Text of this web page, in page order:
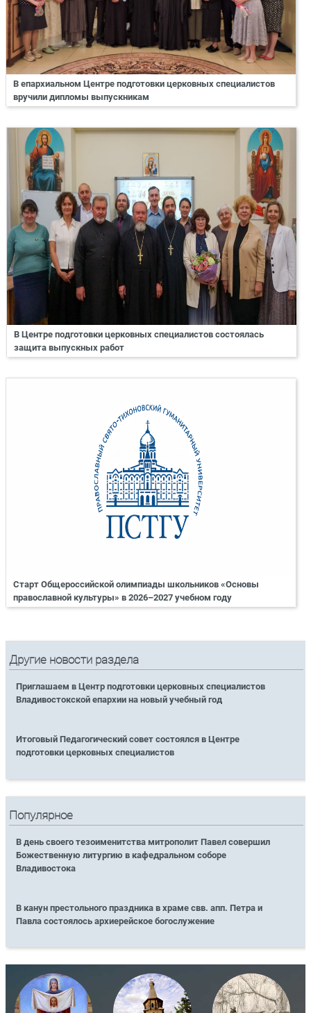
В епархиальном Центре подготовки церковных специалистов
вручили дипломы выпускникам
В Центре подготовки церковных специалистов состоялась
защита выпускных работ
Старт Общероссийской олимпиады школьников «Основы
православной культуры» в 2026–2027 учебном году
Другие новости раздела
Приглашаем в Центр подготовки церковных специалистов
Владивостокской епархии на новый учебный год
Итоговый Педагогический совет состоялся в Центре
подготовки церковных специалистов
Популярное
В день своего тезоименитства митрополит Павел совершил
Божественную литургию в кафедральном соборе
Владивостока
В канун престольного праздника в храме свв. апп. Петра и
Павла состоялось архиерейское богослужение